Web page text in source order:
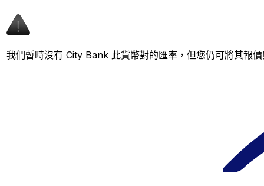
我們暫時沒有 City Bank 此貨幣對的匯率，但您仍可將其報